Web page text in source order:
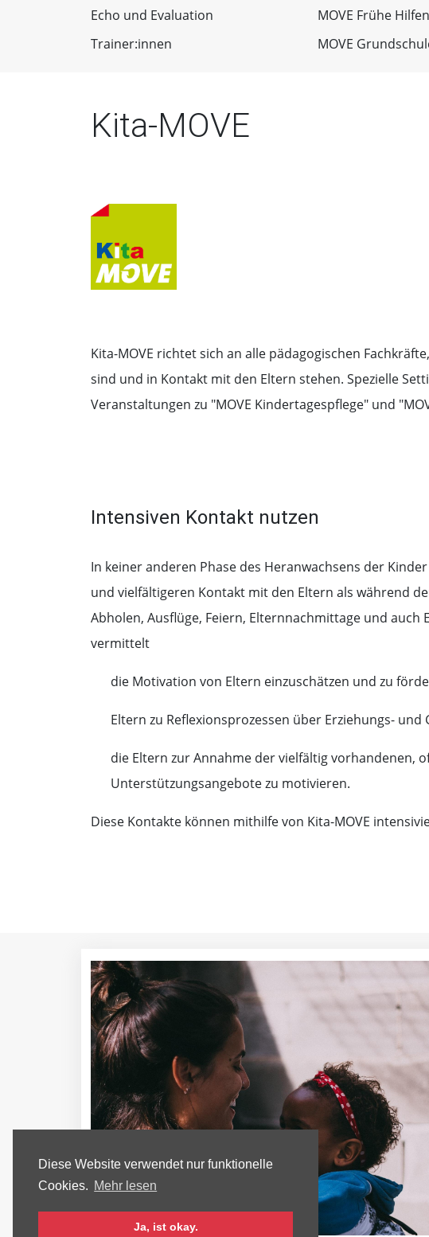
Diese Website verwendet nur funktionelle
Cookies. Mehr lesen
Ja, ist okay.
Echo und Evaluation
Trainer:innen
MOVE Frühe Hilfen
MOVE
Kita-MOVE
Kita-MOVE richtet sich an alle pädagogischen
sind und in Kontakt mit den Eltern stehen. Spezielle
Veranstaltungen zu "MOVE Kindertagespflege" und
Intensiven Kontakt nutzen
In keiner anderen Phase des Heranwachsens der
und vielfältigeren Kontakt mit den Eltern als während
Abholen, Ausflüge, Feiern, Elternnachmittage und auch
vermittelt
die Motivation von Eltern einzuschätzen und zu
Eltern zu Reflexionsprozessen über Erziehungs-
die Eltern zur Annahme der vielfältig vorhandenen,
Unterstützungsangebote zu motivieren.
Diese Kontakte können mithilfe von Kita-MOVE